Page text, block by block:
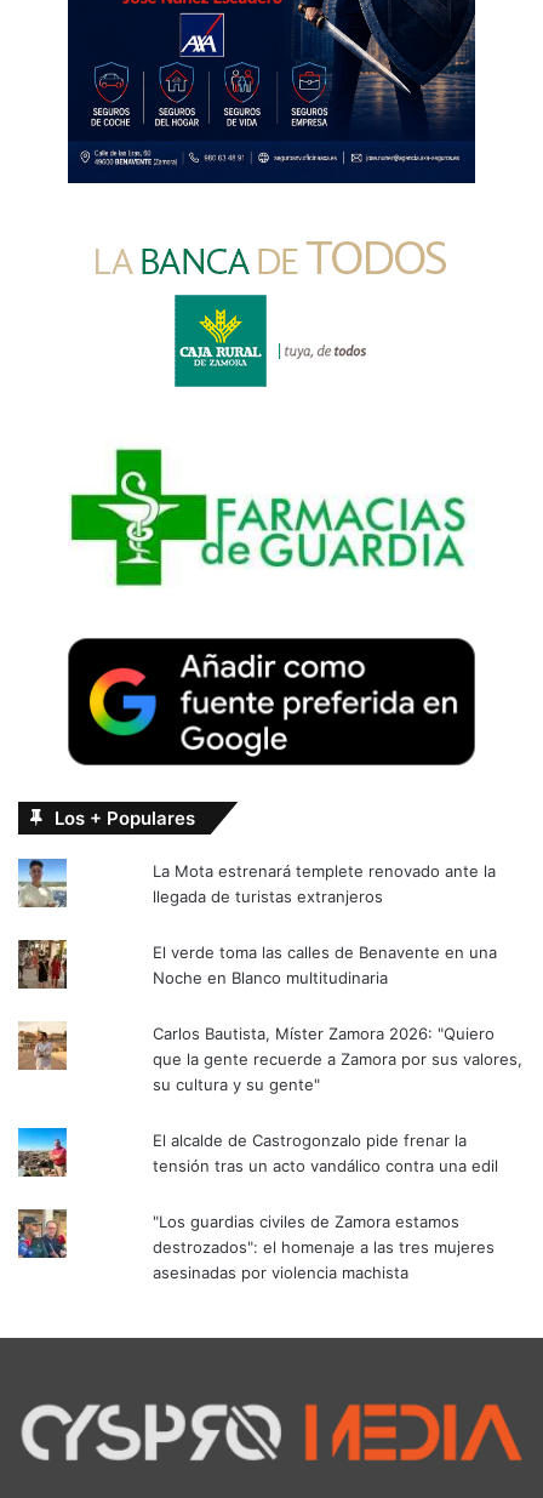
Los + Populares
La Mota estrenará templete renovado ante la
llegada de turistas extranjeros
El verde toma las calles de Benavente en una
Noche en Blanco multitudinaria
Carlos Bautista, Míster Zamora 2026: "Quiero
que la gente recuerde a Zamora por sus valores,
su cultura y su gente"
El alcalde de Castrogonzalo pide frenar la
tensión tras un acto vandálico contra una edil
"Los guardias civiles de Zamora estamos
destrozados": el homenaje a las tres mujeres
asesinadas por violencia machista